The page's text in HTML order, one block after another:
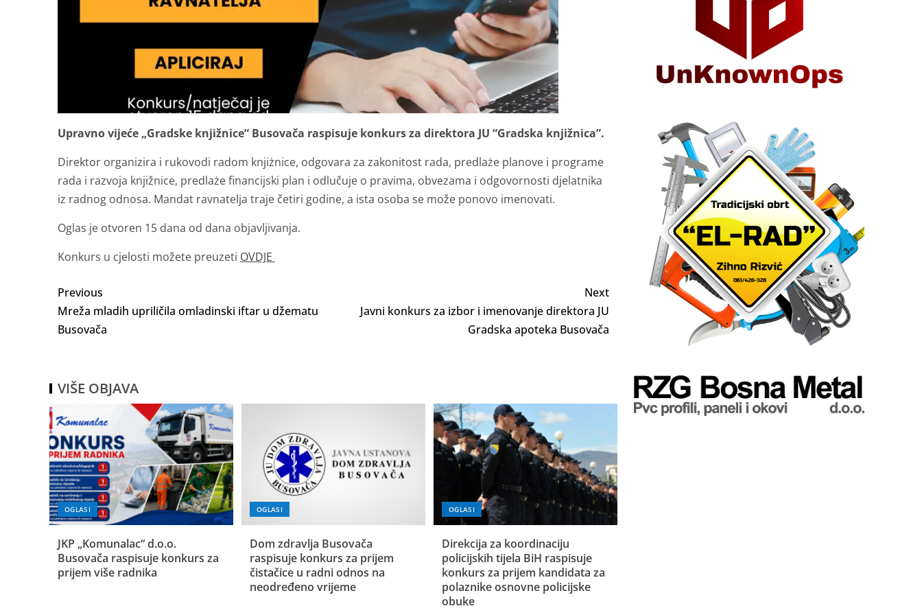
Upravno vijeće „Gradske knjižnice“ Busovača raspisuje konkurs za direktora JU “Gradska knjižnica”.
Direktor organizira i rukovodi radom knjiżnice, odgovara za zakonitost rada, predlaże planove i programe
rada i razvoja knjižnice, predlaże financijski plan i odlučuje o pravima, obvezama i odgovornosti djelatnika
iz radnog odnosa. Mandat ravnatelja traje četiri godine, a ista osoba se može ponovo imenovati.
Oglas je otvoren 15 dana od dana objavljivanja.
Konkurs u cjelosti možete preuzeti OVDJE
Previous
Mreža mladih upriličila omladinski iftar u džematu
Busovača
Next
Javni konkurs za izbor i imenovanje direktora JU
Gradska apoteka Busovača
VIŠE OBJAVA
OGLASI
JKP „Komunalac“ d.o.o.
Busovača raspisuje konkurs za
prijem više radnika
OGLASI
Dom zdravlja Busovača
raspisuje konkurs za prijem
čistačice u radni odnos na
neodređeno vrijeme
OGLASI
Direkcija za koordinaciju
policijskih tijela BiH raspisuje
konkurs za prijem kandidata za
polaznike osnovne policijske
obuke